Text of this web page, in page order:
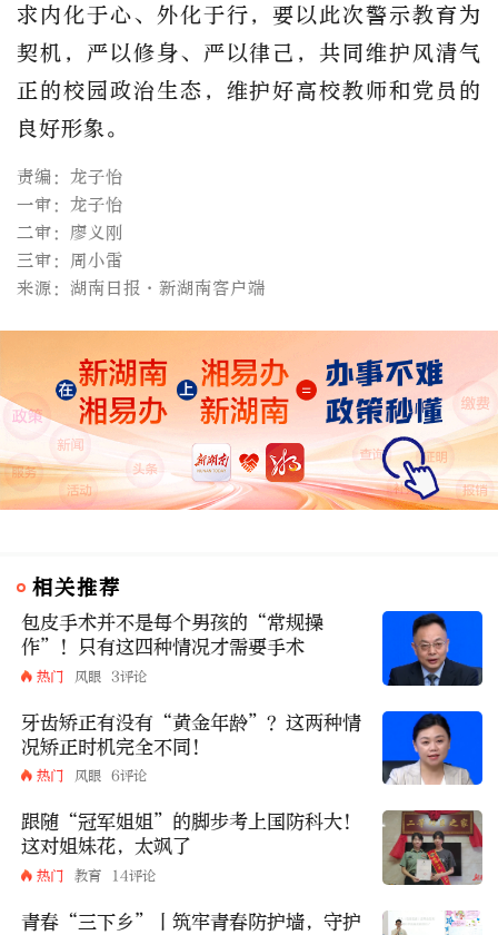
求内化于心、外化于行，要以此次警示教育为
契机，严以修身、严以律己，共同维护风清气
正的校园政治生态，维护好高校教师和党员的
良好形象。
责编：龙子怡
一审：龙子怡
二审：廖义刚
三审：周小雷
来源：湖南日报·新湖南客户端
相关推荐
包皮手术并不是每个男孩的“常规操
作”！只有这四种情况才需要手术
热门 风眼 3评论
牙齿矫正有没有“黄金年龄”？这两种情
况矫正时机完全不同！
热门 风眼 6评论
跟随“冠军姐姐”的脚步考上国防科大！
这对姐妹花，太飒了
热门 教育 14评论
青春“三下乡”丨筑牢青春防护墙，守护